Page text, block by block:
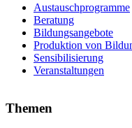
Austauschprogramme
Beratung
Bildungsangebote
Produktion von
Sensibilisierung
Veranstaltungen
Themen